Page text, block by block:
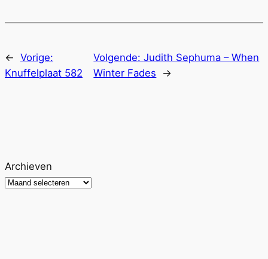
← Vorige:
Knuffelplaat 582
Volgende:Judith Sephuma – When
Winter Fades
→
Archieven